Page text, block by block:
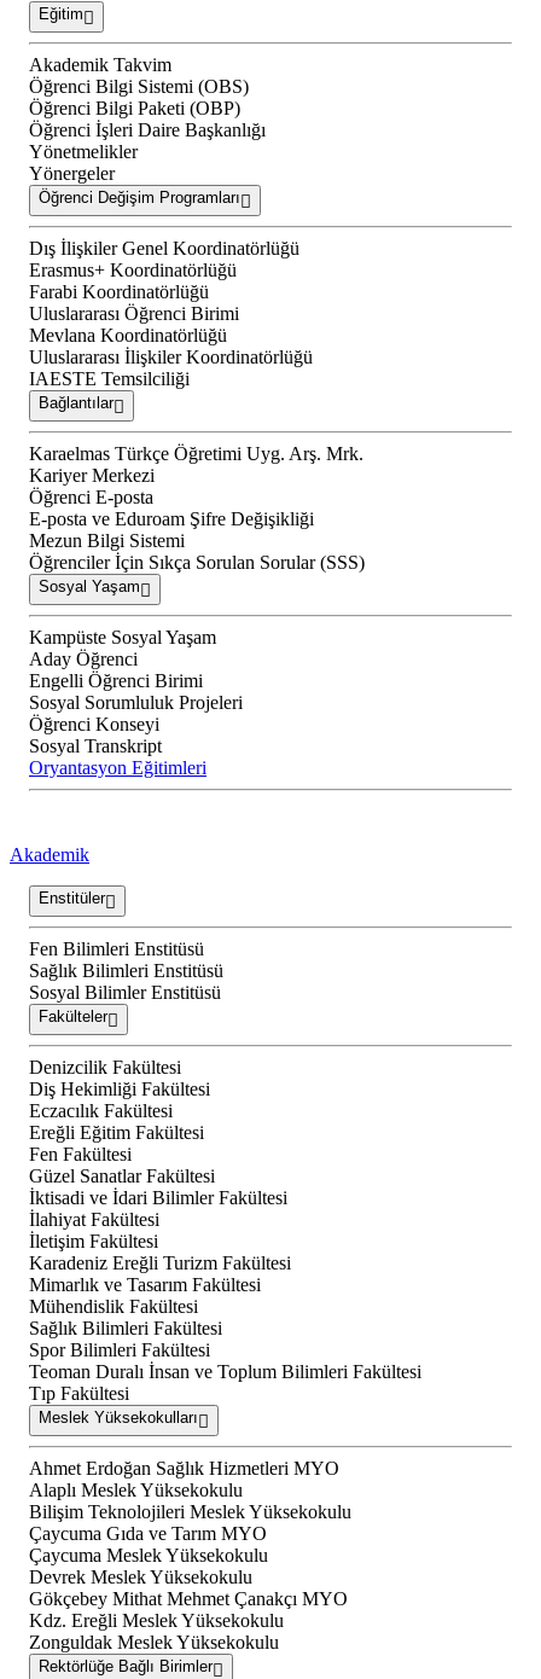
Eğitim
Akademik Takvim
Öğrenci Bilgi Sistemi (OBS)
Öğrenci Bilgi Paketi (OBP)
Öğrenci İşleri Daire Başkanlığı
Yönetmelikler
Yönergeler
Öğrenci Değişim Programları
Dış İlişkiler Genel Koordinatörlüğü
Erasmus+ Koordinatörlüğü
Farabi Koordinatörlüğü
Uluslararası Öğrenci Birimi
Mevlana Koordinatörlüğü
Uluslararası İlişkiler Koordinatörlüğü
IAESTE Temsilciliği
Bağlantılar
Karaelmas Türkçe Öğretimi Uyg. Arş. Mrk.
Kariyer Merkezi
Öğrenci E-posta
E-posta ve Eduroam Şifre Değişikliği
Mezun Bilgi Sistemi
Öğrenciler İçin Sıkça Sorulan Sorular (SSS)
Sosyal Yaşam
Kampüste Sosyal Yaşam
Aday Öğrenci
Engelli Öğrenci Birimi
Sosyal Sorumluluk Projeleri
Öğrenci Konseyi
Sosyal Transkript
Oryantasyon Eğitimleri
Akademik
Enstitüler
Fen Bilimleri Enstitüsü
Sağlık Bilimleri Enstitüsü
Sosyal Bilimler Enstitüsü
Fakülteler
Denizcilik Fakültesi
Diş Hekimliği Fakültesi
Eczacılık Fakültesi
Ereğli Eğitim Fakültesi
Fen Fakültesi
Güzel Sanatlar Fakültesi
İktisadi ve İdari Bilimler Fakültesi
İlahiyat Fakültesi
İletişim Fakültesi
Karadeniz Ereğli Turizm Fakültesi
Mimarlık ve Tasarım Fakültesi
Mühendislik Fakültesi
Sağlık Bilimleri Fakültesi
Spor Bilimleri Fakültesi
Teoman Duralı İnsan ve Toplum Bilimleri Fakültesi
Tıp Fakültesi
Meslek Yüksekokulları
Ahmet Erdoğan Sağlık Hizmetleri MYO
Alaplı Meslek Yüksekokulu
Bilişim Teknolojileri Meslek Yüksekokulu
Çaycuma Gıda ve Tarım MYO
Çaycuma Meslek Yüksekokulu
Devrek Meslek Yüksekokulu
Gökçebey Mithat Mehmet Çanakçı MYO
Kdz. Ereğli Meslek Yüksekokulu
Zonguldak Meslek Yüksekokulu
Rektörlüğe Bağlı Birimler